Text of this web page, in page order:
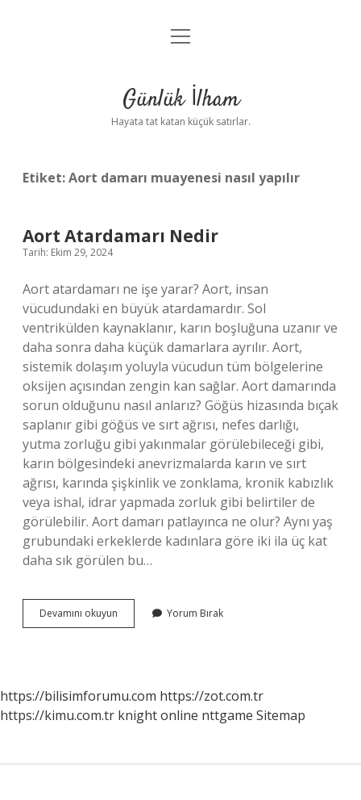
Anasayfa
Yasal Uyarı
menüyü
Günlük İlham
Hayata tat katan küçük satırlar.
Etiket:Aort damarı muayenesi nasıl yapılır
Aort Atardamarı Nedir
Tarih: Ekim 29, 2024
Aort atardamarı ne işe yarar? Aort, insan
vücudundaki en büyük atardamardır. Sol
ventrikülden kaynaklanır, karın boşluğuna uzanır ve
daha sonra daha küçük damarlara ayrılır. Aort,
sistemik dolaşım yoluyla vücudun tüm bölgelerine
oksijen açısından zengin kan sağlar. Aort damarında
sorun olduğunu nasıl anlarız? Göğüs hizasında bıçak
saplanır gibi göğüs ve sırt ağrısı, nefes darlığı,
yutma zorluğu gibi yakınmalar görülebileceği gibi,
karın bölgesindeki anevrizmalarda karın ve sırt
ağrısı, karında şişkinlik ve zonklama, kronik kabızlık
veya ishal, idrar yapmada zorluk gibi belirtiler de
görülebilir. Aort damarı patlayınca ne olur? Aynı yaş
grubundaki erkeklerde kadınlara göre iki ila üç kat
daha sık görülen bu…
Devamını okuyun
Atardamarı
Yorum Bırak
https://bilisimforumu.com https://zot.com.tr
https://kimu.com.tr knight online nttgame Sitemap